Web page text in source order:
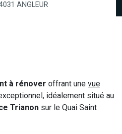
ANGLEUR
à rénover offrant une vue
idéalement situé au
Trianon sur le Quai Saint